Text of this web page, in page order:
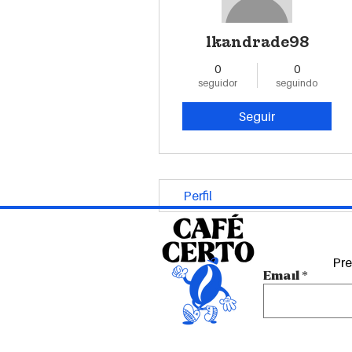
lkandrade98
0
seguidor
0
seguindo
Seguir
Perfil
Email